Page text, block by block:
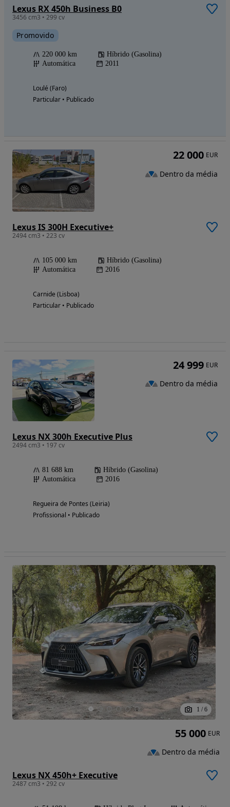
Lexus RX 450h Business B0
3456 cm3 • 299 cv
Promovido
220 000 km
Híbrido (Gasolina)
Automática
2011
Loulé (Faro)
Particular • Publicado
Lexus IS 300H Executive+
2494 cm3 • 223 cv
105 000 km
Híbrido (Gasolina)
Automática
2016
Carnide (Lisboa)
Particular • Publicado
22 000 EUR
Dentro da média
Lexus NX 300h Executive Plus
2494 cm3 • 197 cv
81 688 km
Híbrido (Gasolina)
Automática
2016
Regueira de Pontes (Leiria)
Profissional • Publicado
24 999 EUR
Dentro da média
1 / 6
Lexus NX 450h+ Executive
2487 cm3 • 292 cv
55 000 EUR
Dentro da média